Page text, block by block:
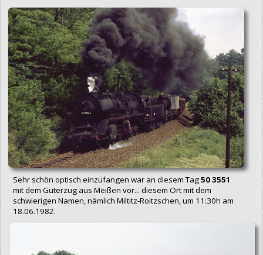
Sehr schön optisch einzufangen war an diesem Tag50 3551
mit dem Güterzug aus Meißen vor... diesem Ort mit dem
schwierigen Namen, nämlich Miltitz-Roitzschen, um 11:30h am
18.06.1982.